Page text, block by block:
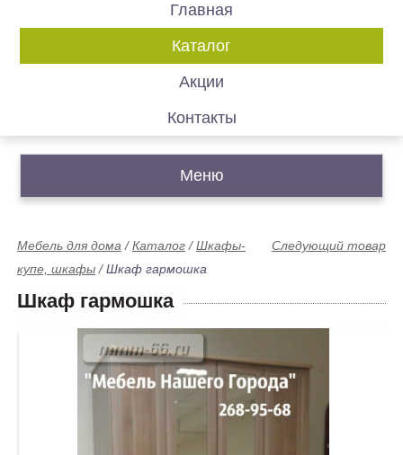
Главная
Каталог
Акции
Контакты
Меню
Следующий товар
Мебель для дома /Каталог /Шкафы-
купе, шкафы /Шкаф гармошка
Шкаф гармошка